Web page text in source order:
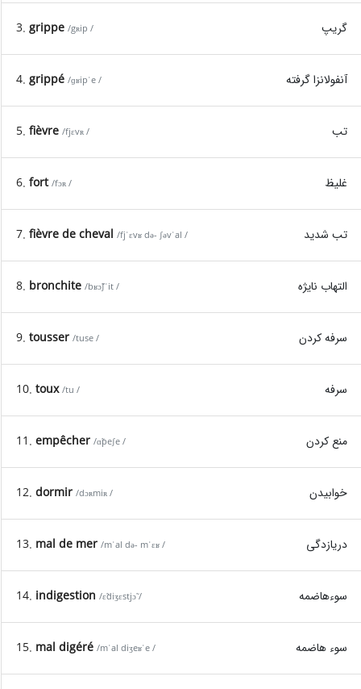
3. grippe /gʀip / گریپ
4. grippé /ɡʁipˈe / آنفولانزا گرفته
5. fièvre /fjɛvʀ / تب
6. fort /fɔʀ / غلیظ
7. fièvre de cheval /fjˈɛvʁ də- ʃəvˈal / تب شدید
8. bronchite /bʁɔ̃ʃˈit / التهاب نایژه
9. tousser /tuse / سرفه کردن
10. toux /tu / سرفه
11. empêcher /ɑ̃peʃe / منع کردن
12. dormir /dɔʀmiʀ / خوابیدن
13. mal de mer /mˈal də- mˈɛʁ / دریازدگی
14. indigestion /ɛ̃diʒɛstjɔ̃ / سوءهاضمه
15. mal digéré /mˈal diʒeʁˈe / سوء هاضمه